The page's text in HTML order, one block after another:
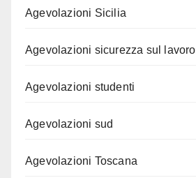
Agevolazioni Sicilia
Agevolazioni sicurezza sul lavoro
Agevolazioni studenti
Agevolazioni sud
Agevolazioni Toscana